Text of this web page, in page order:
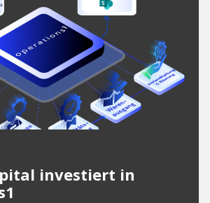
investiert in